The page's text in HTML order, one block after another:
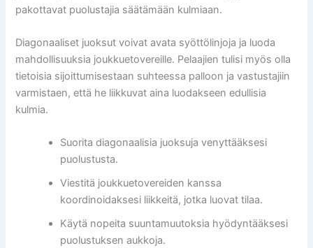
pakottavat puolustajia säätämään kulmiaan.
Diagonaaliset juoksut voivat avata syöttölinjoja ja luoda
mahdollisuuksia joukkuetovereille. Pelaajien tulisi myös olla
tietoisia sijoittumisestaan suhteessa palloon ja vastustajiin
varmistaen, että he liikkuvat aina luodakseen edullisia
kulmia.
Suorita diagonaalisia juoksuja venyttääksesi
puolustusta.
Viestitä joukkuetovereiden kanssa
koordinoidaksesi liikkeitä, jotka luovat tilaa.
Käytä nopeita suuntamuutoksia hyödyntääksesi
puolustuksen aukkoja.